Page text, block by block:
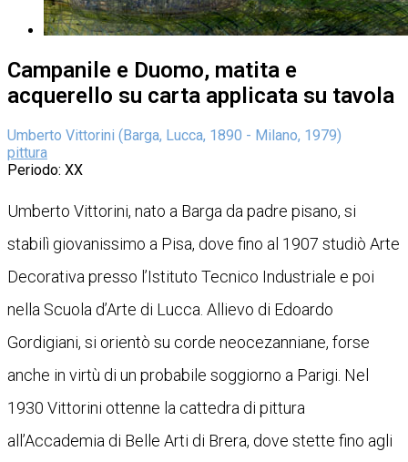
Campanile e Duomo, matita e
acquerello su carta applicata su tavola
Umberto Vittorini (Barga, Lucca, 1890 - Milano, 1979)
pittura
Periodo: XX
Umberto Vittorini, nato a Barga da padre pisano, si
stabilì giovanissimo a Pisa, dove fino al 1907 studiò Arte
Decorativa presso l’Istituto Tecnico Industriale e poi
nella Scuola d’Arte di Lucca. Allievo di Edoardo
Gordigiani, si orientò su corde neocezanniane, forse
anche in virtù di un probabile soggiorno a Parigi. Nel
1930 Vittorini ottenne la cattedra di pittura
all’Accademia di Belle Arti di Brera, dove stette fino agli